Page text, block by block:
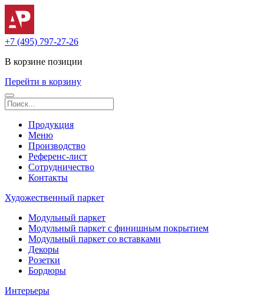
+7 (495) 797-27-26
В корзине позиции
Перейти в корзину
Продукция
Меню
Производство
Референс-лист
Сотрудничество
Контакты
Художественный паркет
Модульный паркет
Модульный паркет с финишным покрытием
Модульный паркет со вставками
Декоры
Розетки
Бордюры
Интерьеры